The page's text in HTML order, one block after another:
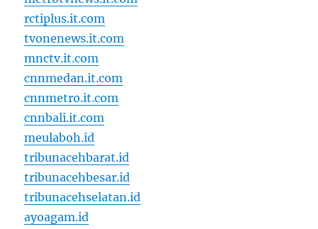
rctiplus.it.com
tvonenews.it.com
mnctv.it.com
cnnmedan.it.com
cnnmetro.it.com
cnnbali.it.com
meulaboh.id
tribunacehbarat.id
tribunacehbesar.id
tribunacehselatan.id
ayoagam.id